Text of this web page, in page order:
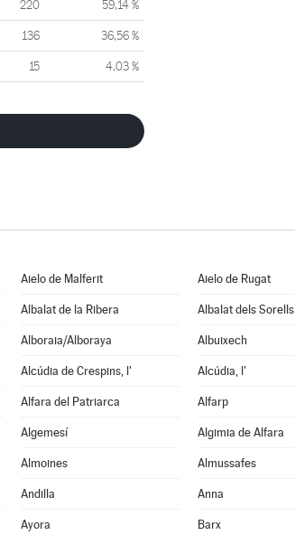
220 59,14 %
136 36,56 %
15 4,03 %
Aielo de Malferit Aielo de Rugat
Albalat de la Ribera Albalat dels Sorells
Alboraia/Alboraya Albuixech
Alcúdia de Crespins, l' Alcúdia, l'
Alfara del Patriarca Alfarp
Algemesí Algimia de Alfara
Almoines Almussafes
Andilla Anna
Ayora Barx